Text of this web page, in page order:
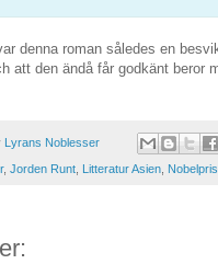
denna roman således en
att den ändå får godkänt beror
Lyrans Noblesser
, Jorden Runt Litteratur Asien